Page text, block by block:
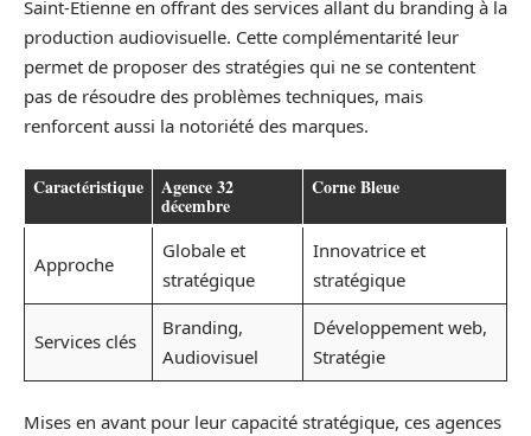
Saint-Étienne en offrant des services allant du branding à la
production audiovisuelle. Cette complémentarité leur
permet de proposer des stratégies qui ne se contentent
pas de résoudre des problèmes techniques, mais
renforcent aussi la notoriété des marques.
Caractéristique Agence 32
décembre
Corne Bleue
Approche
Globale et
stratégique
Innovatrice et
stratégique
Services clés
Branding,
Audiovisuel
Développement web,
Stratégie
Mises en avant pour leur capacité stratégique, ces agences